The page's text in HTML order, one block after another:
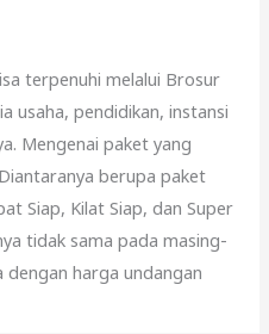
terpenuhi melalui Brosur
usaha, pendidikan, instansi
Mengenai paket yang
berupa paket
Siap, Kilat Siap, dan Super
tidak sama pada masing-
harga undangan